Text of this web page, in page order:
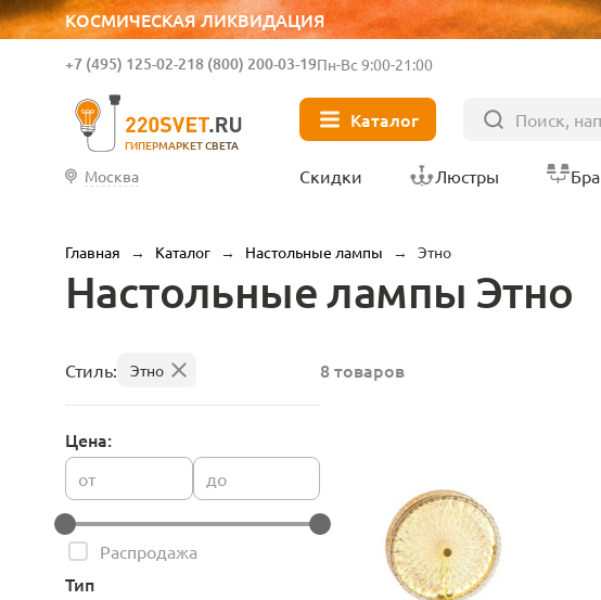
КОСМИЧЕСКАЯ ЛИКВИДАЦИЯ
ГИПЕРМАРКЕТ СВЕТА
+7 (495) 125-02-218 (800) 200-03-19Пн-Вс 9:00-21:00
Каталог
Москва Скидки Люстры Бра
Главная → Каталог → Настольные лампы → Этно
Настольные лампы Этно
Стиль: Этно
Цена:
от до
Распродажа
Тип
8 товаров